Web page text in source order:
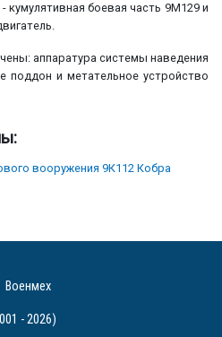
кумулятивная боевая часть 9М129 и
аппаратура системы наведения
и метательное устройство
вооружения 9К112 Кобра
- 2026)
Военмех